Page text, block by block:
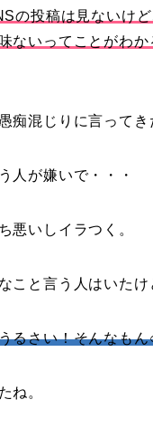
の投稿は見ないけ
ないってことがわか
痴混じりに言ってき
人が嫌いで・・・
悪いしイラつく。
こと言う人はいたけ
るさい！そんなもん
ね。